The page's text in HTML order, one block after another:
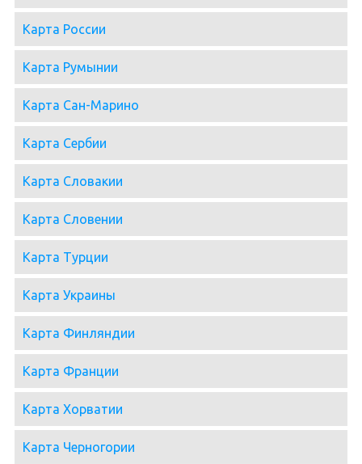
Карта России
Карта Румынии
Карта Сан-Марино
Карта Сербии
Карта Словакии
Карта Словении
Карта Турции
Карта Украины
Карта Финляндии
Карта Франции
Карта Хорватии
Карта Черногории